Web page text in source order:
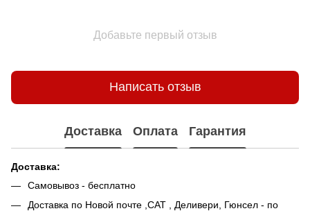
Добавьте первый отзыв
Написать отзыв
Доставка Оплата Гарантия
Доставка:
Самовывоз - беcплатно
Доставка по Новой почте ,САТ , Деливери, Гюнсел - по